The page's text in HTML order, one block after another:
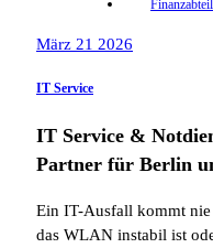
März 21 2026
IT Service
IT Service &
Partner für Berlin
Ein IT-Ausfall kommt nie
das WLAN instabil ist